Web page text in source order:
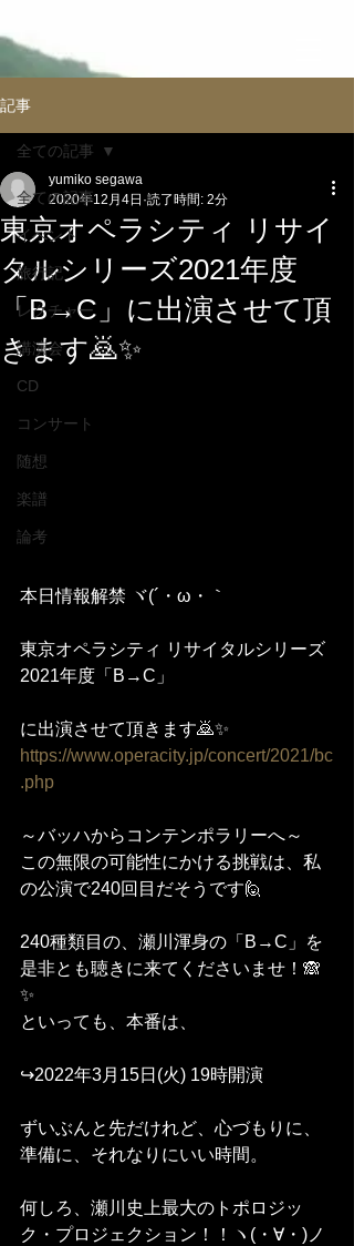
記事
全ての記事
イべント
旅行記
レクチャー
講演会
CD
コンサート
随想
楽譜
論考
全ての記事
東京オペラシティ リサイ
タルシリーズ2021年度
「B→C」に出演させて頂
きます🙇✨
yumiko segawa
2020年12月4日 読了時間: 2分
本日情報解禁 ヾ(´・ω・｀
東京オペラシティ リサイタルシリーズ
2021年度「B→C」
に出演させて頂きます🙇✨
https://www.operacity.jp/concert/2021/bc
.php
～バッハからコンテンポラリーへ～
この無限の可能性にかける挑戦は、私
の公演で240回目だそうです🙋
240種類目の、瀬川渾身の「B→C」を
是非とも聴きに来てくださいませ！🙈
✨
といっても、本番は、
↪️2022年3月15日(火) 19時開演
ずいぶんと先だけれど、心づもりに、
準備に、それなりにいい時間。
何しろ、瀬川史上最大のトポロジッ
ク・プロジェクション！！ヽ(・∀・)ノ